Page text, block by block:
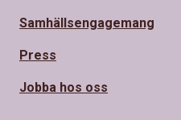
Samhällsengagemang
Press
Jobba hos oss